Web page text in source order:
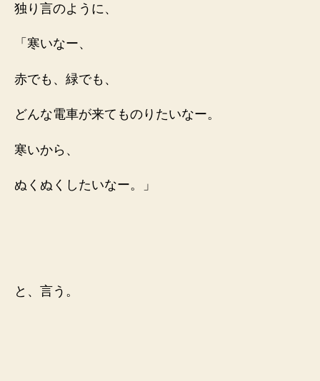
独り言のように、
「 寒いなー、
赤でも、緑でも、
どんな電車が来てもの りたいなー。
寒いから、
ぬくぬくしたいなー。」
と、言う。